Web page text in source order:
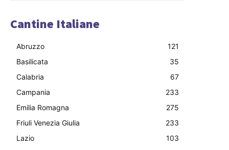
Cantine Italiane
Abruzzo
121
Basilicata
35
Calabria
67
Campania
233
Emilia Romagna
275
Friuli Venezia Giulia
233
Lazio
103